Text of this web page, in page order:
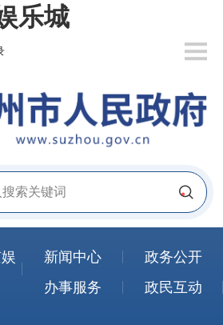
乐城
新闻中心
政务公开
办事服务
政民互动